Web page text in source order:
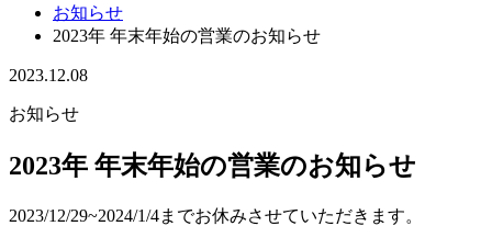
お知らせ
2023年 年末年始の営業のお知らせ
2023.12.08
お知らせ
2023年 年末年始の営業のお知らせ
2023/12/29~2024/1/4までお休みさせていただきます。